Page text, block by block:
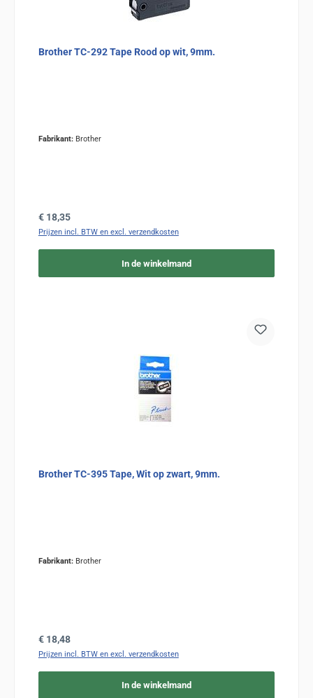
Brother TC-292 Tape Rood op wit, 9mm.
Fabrikant: Brother
Normale prijs:
€ 18,35
Prijzen incl. BTW en excl. verzendkosten
In de winkelmand
Brother TC-395 Tape, Wit op zwart, 9mm.
Fabrikant: Brother
Normale prijs:
€ 18,48
Prijzen incl. BTW en excl. verzendkosten
In de winkelmand